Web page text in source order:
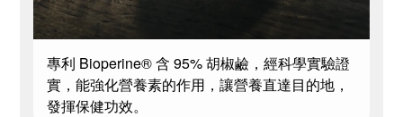
專利 Bioperine® 含 95% 胡椒鹼，經科學實驗證
實，能強化營養素的作用，讓營養直達目的地，
發揮保健功效。